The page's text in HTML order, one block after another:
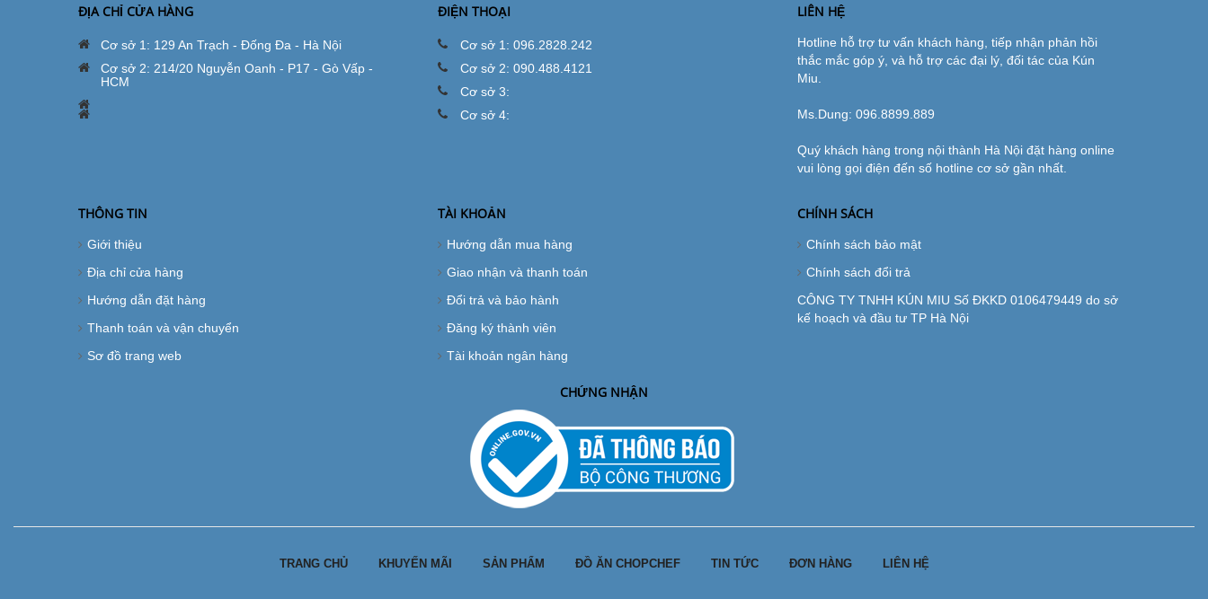
ĐỊA CHỈ CỬA HÀNG
Cơ sở 1: 129 An Trạch - Đống Đa - Hà Nội
Cơ sở 2: 214/20 Nguyễn Oanh - P17 - Gò Vấp -
HCM
ĐIỆN THOẠI
Cơ sở 1: 096.2828.242
Cơ sở 2: 090.488.4121
Cơ sở 3:
Cơ sở 4:
LIÊN HỆ
Hotline hỗ trợ tư vấn khách hàng, tiếp nhận phản hồi
thắc mắc góp ý, và hỗ trợ các đại lý, đối tác của Kún
Miu.
Ms.Dung: 096.8899.889
Quý khách hàng trong nội thành Hà Nội đặt hàng online
vui lòng gọi điện đến số hotline cơ sở gần nhất.
THÔNG TIN
Giới thiệu
Địa chỉ cửa hàng
Hướng dẫn đặt hàng
Thanh toán và vận chuyển
Sơ đồ trang web
TÀI KHOẢN
Hướng dẫn mua hàng
Giao nhận và thanh toán
Đổi trả và bảo hành
Đăng ký thành viên
Tài khoản ngân hàng
CHÍNH SÁCH
Chính sách bảo mật
Chính sách đổi trả
CÔNG TY TNHH KÚN MIU Số ĐKKD 0106479449 do sở
kế hoạch và đầu tư TP Hà Nội
CHỨNG NHẬN
TRANG CHỦ KHUYẾN MÃI SẢN PHẨM ĐỒ ĂN CHOPCHEF TIN TỨC ĐƠN HÀNG LIÊN HỆ